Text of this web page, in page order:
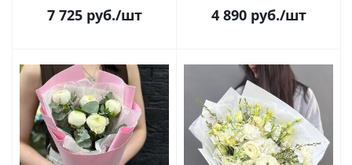
7 725руб./шт 4 890руб./шт